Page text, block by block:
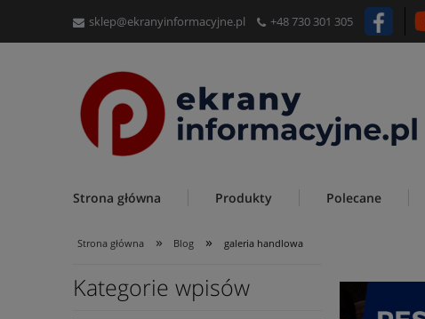
sklep@ekranyinformacyjne.pl +48 730 301 305
Strona główna Produkty Polecane
Strona główna » Blog » galeria handlowa
Kategorie wpisów